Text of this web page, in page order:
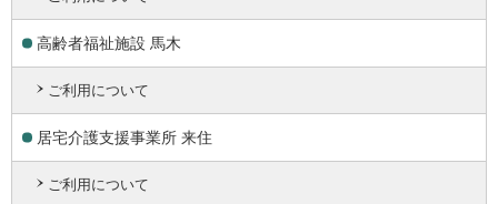
高齢者福祉施設 馬木
ご利用について
居宅介護支援事業所 来住
ご利用について